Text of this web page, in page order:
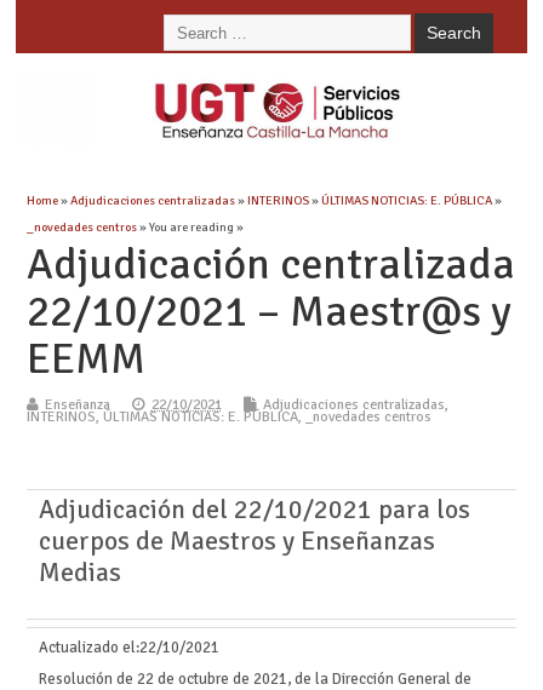
Home»Adjudicaciones centralizadas»INTERINOS»ÚLTIMAS NOTICIAS: E. PÚBLICA»
_novedades centros» You are reading »
Adjudicación centralizada
22/10/2021 – Maestr@s y
EEMM
Enseñanza 22/10/2021 Adjudicaciones centralizadas,
INTERINOS, ÚLTIMAS NOTICIAS: E. PÚBLICA, _novedades centros
Adjudicación del 22/10/2021 para los
cuerpos de Maestros y Enseñanzas
Medias
Actualizado el:22/10/2021
Resolución de 22 de octubre de 2021, de la Dirección General de